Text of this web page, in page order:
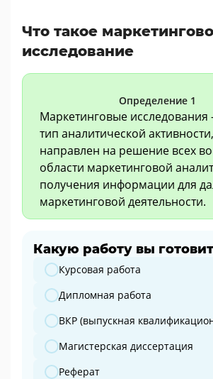
Что такое
исследование
Определение 1
Маркетинговые
тип аналитической
направлен на решение всех
области маркетинговой
получения информации для
маркетинговой деятельности.
Какую работу вы
Какую работу вы готовите?
Курсовая работа
Дипломная работа
ВКР (выпускная
Магистерская диссертация
Реферат